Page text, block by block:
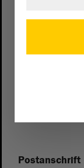
Postanschrift